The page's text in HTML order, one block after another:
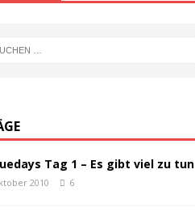
Tag 1 – Es gibt viel zu tun
2010 6